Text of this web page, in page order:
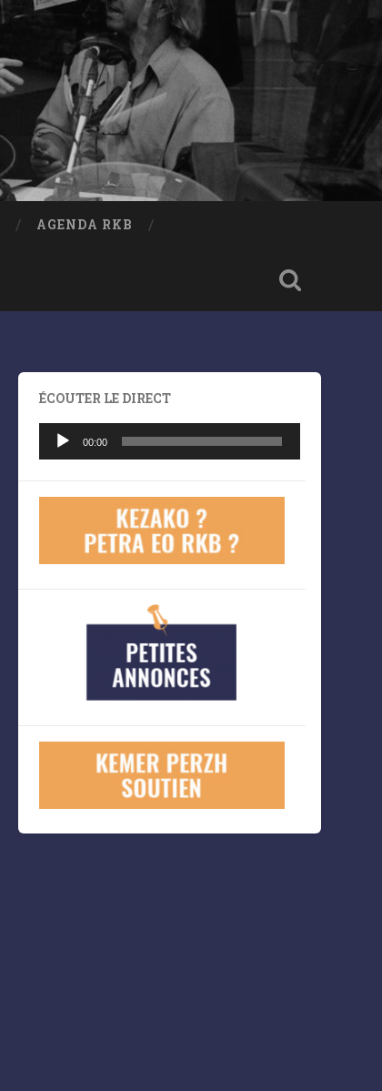
AGENDA RKB
ÉCOUTER LE DIRECT
Lecteur
audio
00:00